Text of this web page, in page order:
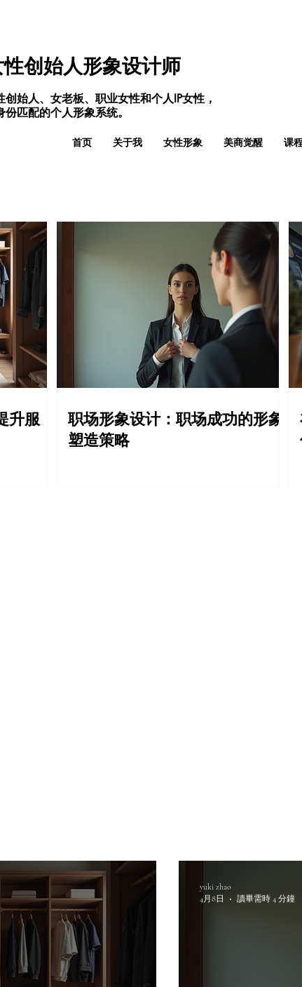
创始人形象设计师
创始人、女老板、职业女性和个人IP女性，
份匹配的个人形象系统。
首页 关于我 女性形象 美商觉醒 课
升服
职场形象设计：职场成功的形象
塑造策略
yuki zhao
4月8日
讀畢需時 4 分鐘